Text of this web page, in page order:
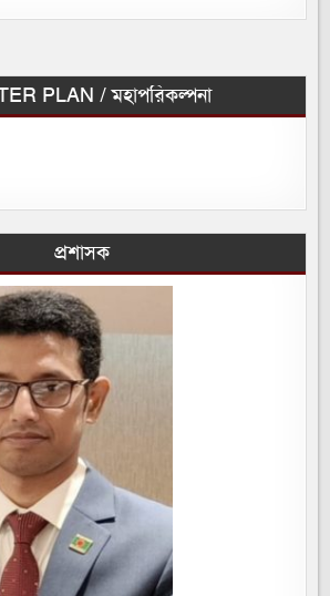
PLAN / মহাপরিকল্পনা
প্রশাসক